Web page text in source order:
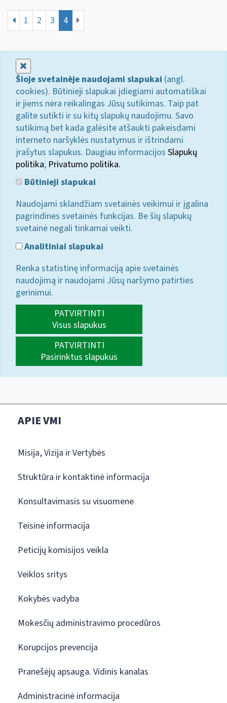
1 2 3 4
Šioje svetainėje naudojami slapukai (angl.
cookies). Būtinieji slapukai įdiegiami automatiškai
ir jiems nėra reikalingas Jūsų sutikimas. Taip pat
galite sutikti ir su kitų slapukų naudojimu. Savo
sutikimą bet kada galėsite atšaukti pakeisdami
interneto naršyklės nustatymus ir ištrindami
įrašytus slapukus. Daugiau informacijos Slapukų
politika; Privatumo politika.
Būtinieji slapukai
Naudojami sklandžiam svetainės veikimui ir įgalina
pagrindines svetainės funkcijas. Be šių slapukų
svetainė negali tinkamai veikti.
Analitiniai slapukai
Renka statistinę informaciją apie svetainės
naudojimą ir naudojami Jūsų naršymo patirties
gerinimui.
PATVIRTINTI
Visus slapukus
PATVIRTINTI
Pasirinktus slapukus
APIE VMI
Misija, Vizija ir Vertybės
Struktūra ir kontaktinė informacija
Konsultavimasis su visuomene
Teisinė informacija
Peticijų komisijos veikla
Veiklos sritys
Kokybės vadyba
Mokesčių administravimo procedūros
Korupcijos prevencija
Pranešėjų apsauga. Vidinis kanalas
Administracinė informacija